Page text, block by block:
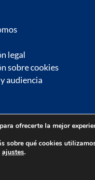
legal
sobre cookies
audiencia
interés
interés
guardia
ofrecerte la mejor
sobre qué cookies
ajustes.